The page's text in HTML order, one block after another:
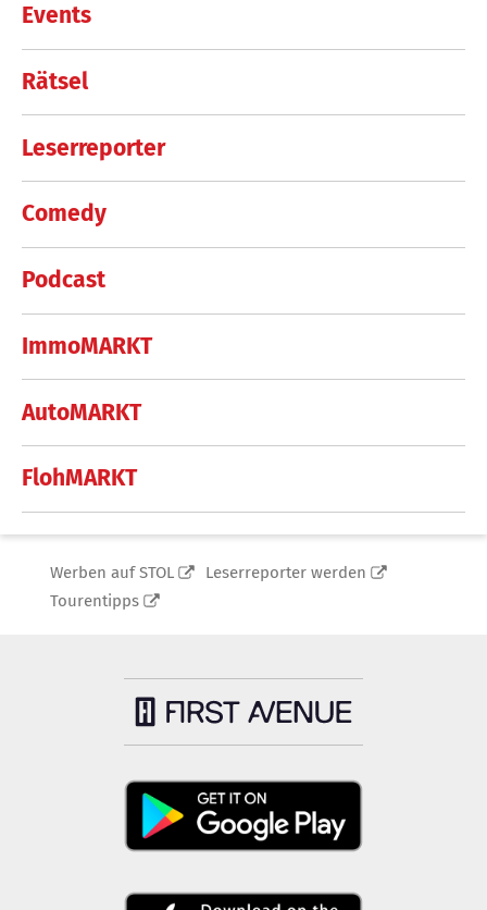
Events
Rätsel
Leserreporter
Comedy
Podcast
ImmoMARKT
AutoMARKT
FlohMARKT
Werben auf STOL
Leserreporter werden
Tourentipps